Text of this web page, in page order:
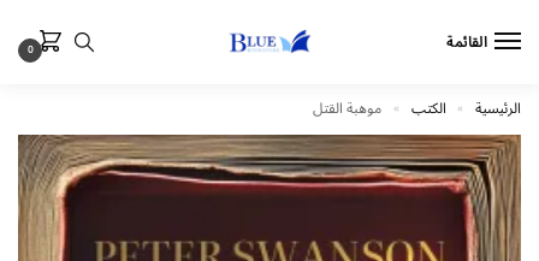
القائمة 0
الرئيسية » الكتب » موهبة القتل